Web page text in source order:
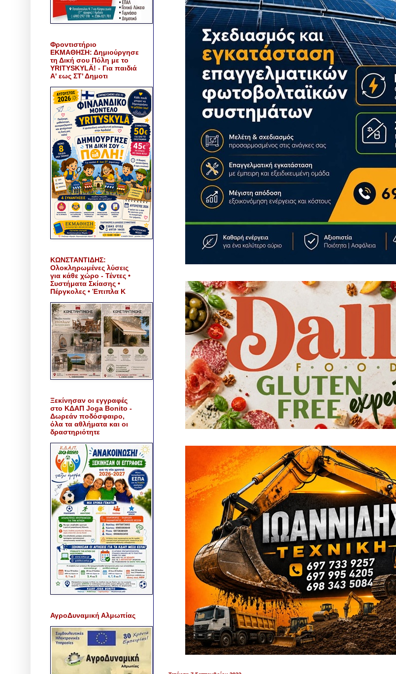
Φροντιστήριο
ΕΚΜΑΘΗΣΗ: Δημιούργησε
τη Δική σου Πόλη με το
YRITYSKYLÄ! - Για παιδιά
Α' εως ΣΤ' Δημοτι
ΚΩΝΣΤΑΝΤΙΔΗΣ:
Ολοκληρωμένες λύσεις
για κάθε χώρο - Τέντες •
Συστήματα Σκίασης •
Πέργκολες • Έπιπλα Κ
Ξεκίνησαν οι εγγραφές
στο ΚΔΑΠ Joga Bonito -
Δωρεάν ποδόσφαιρο,
όλα τα αθλήματα και οι
δραστηριότητε
ΑγροΔυναμική Αλμωπίας